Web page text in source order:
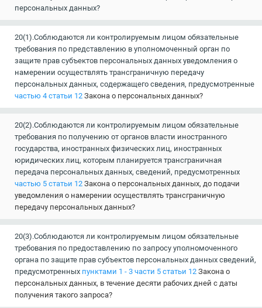
персональных данных?
20(1).Соблюдаются ли контролируемым лицом обязательные
требования по представлению в уполномоченный орган по
защите прав субъектов персональных данных уведомления о
намерении осуществлять трансграничную передачу
персональных данных, содержащего сведения, предусмотренные
частью 4 статьи 12 Закона о персональных данных?
20(2).Соблюдаются ли контролируемым лицом обязательные
требования по получению от органов власти иностранного
государства, иностранных физических лиц, иностранных
юридических лиц, которым планируется трансграничная
передача персональных данных, сведений, предусмотренных
частью 5 статьи 12 Закона о персональных данных, до подачи
уведомления о намерении осуществлять трансграничную
передачу персональных данных?
20(3).Соблюдаются ли контролируемым лицом обязательные
требования по предоставлению по запросу уполномоченного
органа по защите прав субъектов персональных данных сведений,
предусмотренных пунктами 1 - 3 части 5 статьи 12 Закона о
персональных данных, в течение десяти рабочих дней с даты
получения такого запроса?